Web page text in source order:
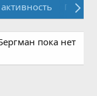
пока нет